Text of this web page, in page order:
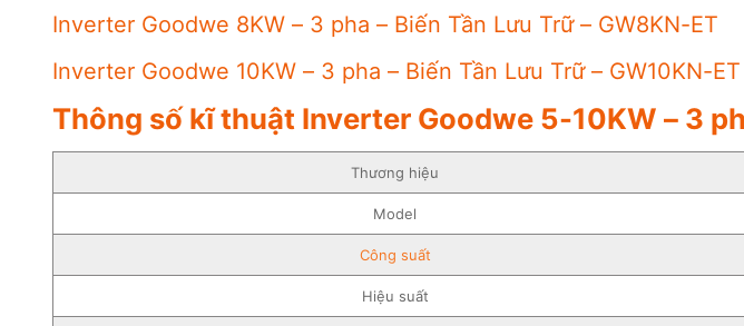
Inverter Goodwe 8KW – 3 pha – Biến Tần Lưu Trữ – GW8KN-ET
Inverter Goodwe 10KW – 3 pha – Biến Tần Lưu Trữ – GW10KN-ET
Thông số kĩ thuật Inverter Goodwe 5-10KW – 3
Thương hiệu
Model
Công suất
Hiệu suất